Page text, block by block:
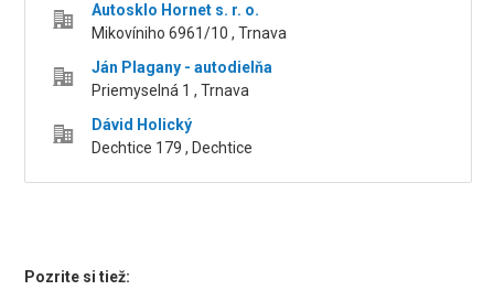
Autosklo Hornet s. r. o.
Mikovíniho 6961/10 , Trnava
Ján Plagany - autodielňa
Priemyselná 1 , Trnava
Dávid Holický
Dechtice 179 , Dechtice
Pozrite si tiež: